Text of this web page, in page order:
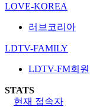
LOVE-KOREA
러브코리아
LDTV-FAMILY
LDTV-FM회원
STATS
현재 접속자